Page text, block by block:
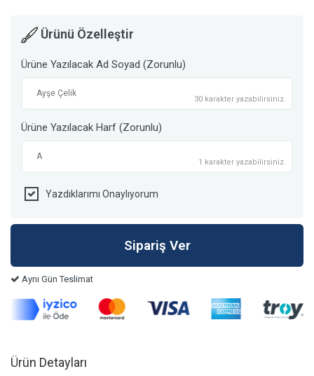
Ürünü Özelleştir
Ürüne Yazılacak Ad Soyad (Zorunlu)
30 karakter yazabilirsiniz.
Ürüne Yazılacak Harf (Zorunlu)
1 karakter yazabilirsiniz.
Yazdıklarımı Onaylıyorum
Aynı Gün Teslimat
Ürün Detayları